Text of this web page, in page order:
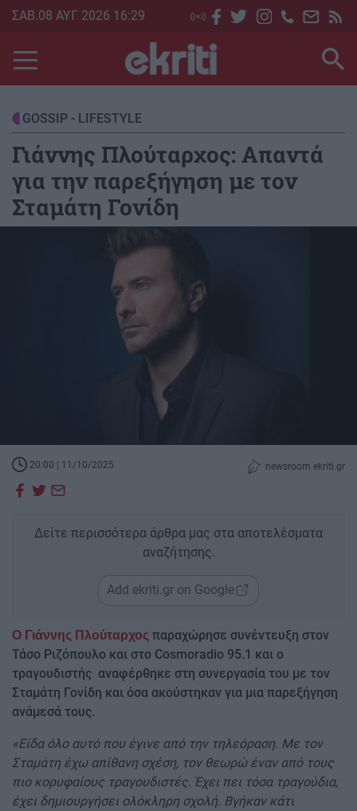
Skip
main
content
ΣΑΒ.08 ΑΥΓ 2026 16:29
GOSSIP - LIFESTYLE
Γιάννης Πλούταρχος: Απαντά
για την παρεξήγηση με τον
Σταμάτη Γονίδη
20:00 | 11/10/2025 newsroom ekriti.gr
Δείτε περισσότερα άρθρα μας στα αποτελέσματα
αναζήτησης.
Add ekriti.gr on Google
Ο Γιάννης Πλούταρχος παραχώρησε συνέντευξη στον
Τάσο Ριζόπουλο και στο Cosmoradio 95.1 και ο
τραγουδιστής αναφέρθηκε στη συνεργασία του με τον
Σταμάτη Γονίδη και όσα ακούστηκαν για μια παρεξήγηση
ανάμεσά τους.
«Είδα όλο αυτό που έγινε από την τηλεόραση. Με τον
Σταμάτη έχω απίθανη σχέση, τον θεωρώ έναν από τους
πιο κορυφαίους τραγουδιστές. Έχει πει τόσα τραγούδια,
έχει δημιουργήσει ολόκληρη σχολή. Βγήκαν κάτι